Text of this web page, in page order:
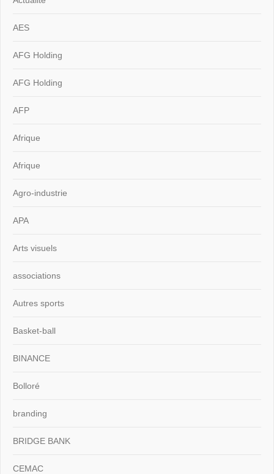
AES
AFG Holding
AFG Holding
AFP
Afrique
Afrique
Agro-industrie
APA
Arts visuels
associations
Autres sports
Basket-ball
BINANCE
Bolloré
branding
BRIDGE BANK
CEMAC